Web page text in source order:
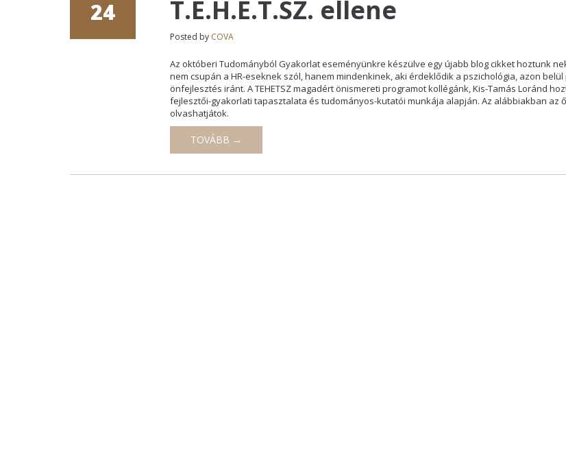
24 T.E.H.E.T.SZ. ellene
Posted by COVA
Az októberi Tudományból Gyakorlat eseményünkre készülve egy újabb blog cikket hoztunk
nem csupán a HR-eseknek szól, hanem mindenkinek, aki érdeklődik a pszichológia, azon belül
önfejlesztés iránt. A TEHETSZ magadért önismereti programot kollégánk, Kis-Tamás Loránd
fejlesztői-gyakorlati tapasztalata és tudományos-kutatói munkája alapján. Az alábbiakban az
olvashatjátok.
TOVÁBB →